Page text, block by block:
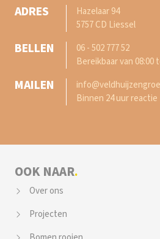
ADRES
Hazelaar 94
5757 CD Liessel
BELLEN
06 - 502 777 52
Bereikbaar van 08:00
MAILEN
Binnen 24 uur reactie
OOK NAAR
Over ons
Projecten